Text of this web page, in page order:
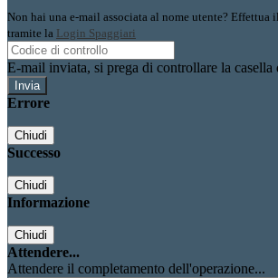
Non hai una e-mail associata al nome utente? Effettua
tramite la Login Spaggiari
E-mail inviata, si prega di controllare la casella
Errore
Chiudi
Successo
Chiudi
Informazione
Chiudi
Attendere...
Attendere il completamento dell'operazione...